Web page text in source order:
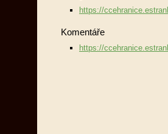
https://
Komentáře
https://